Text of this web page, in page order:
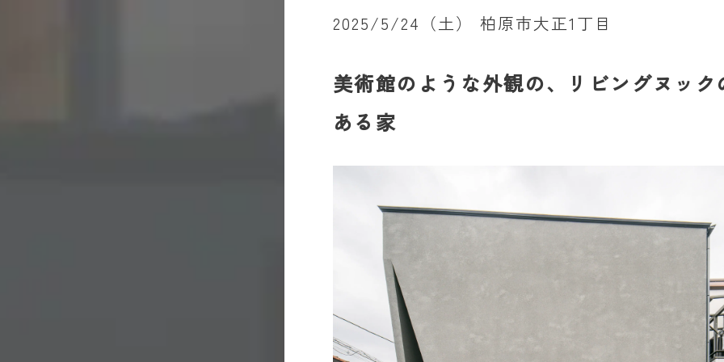
2025/5/24（土） 柏原市大正1丁目
美術館のような外観の、リビングヌック
ある家